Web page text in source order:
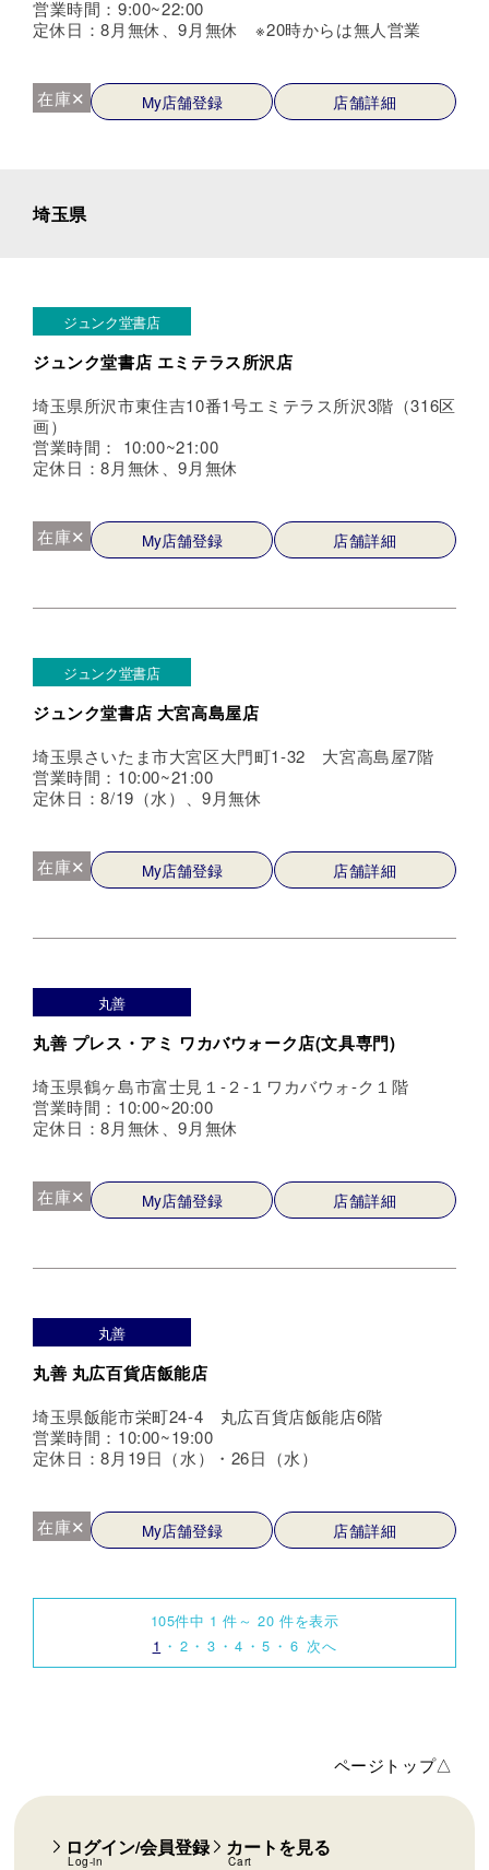
営業時間：9:00~22:00
定休日：8月無休、9月無休 ※20時からは無人営業
在庫✕ My店舗登録 店舗詳細
埼玉県
ジュンク堂書店
ジュンク堂書店 エミテラス所沢店
埼玉県所沢市東住吉10番1号エミテラス所沢3階（316区
画）
営業時間： 10:00~21:00
定休日：8月無休、9月無休
在庫✕ My店舗登録 店舗詳細
ジュンク堂書店
ジュンク堂書店 大宮高島屋店
埼玉県さいたま市大宮区大門町1-32 大宮高島屋7階
営業時間：10:00~21:00
定休日：8/19（水）、9月無休
在庫✕ My店舗登録 店舗詳細
丸善
丸善 プレス・アミ ワカバウォーク店(文具専門)
埼玉県鶴ヶ島市富士見１-２-１ワカバウォ-ク１階
営業時間：10:00~20:00
定休日：8月無休、9月無休
在庫✕ My店舗登録 店舗詳細
丸善
丸善 丸広百貨店飯能店
埼玉県飯能市栄町24-4 丸広百貨店飯能店6階
営業時間：10:00~19:00
定休日：8月19日（水）・26日（水）
在庫✕ My店舗登録 店舗詳細
105件中 1 件～ 20 件を表示
1
2 3 4 5 6 次へ
ページトップ△
ログイン/会員登録
Log-in
カートを見る
Cart